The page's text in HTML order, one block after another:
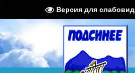
Версия для
портал Администрации